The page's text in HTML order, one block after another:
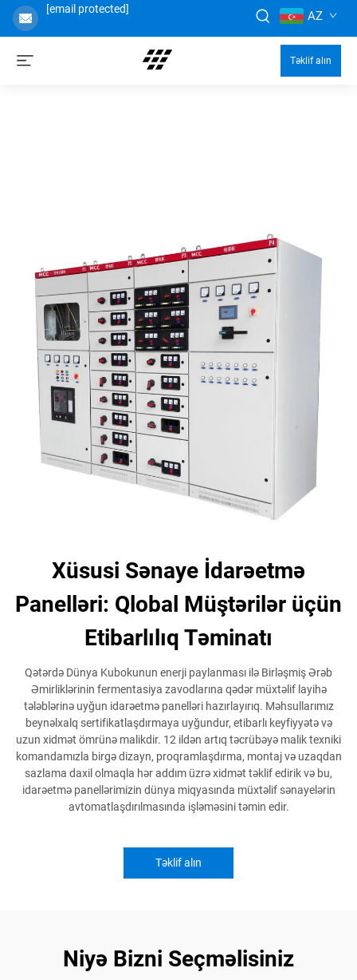
[email protected] AZ
Təklif alın
Xüsusi Sənaye İdarəetmə
Panelləri: Qlobal Müştərilər üçün
Etibarlılıq Təminatı
Qətərdə Dünya Kubokunun enerji paylanması ilə Birləşmiş Ərəb
Əmirliklərinin fermentasiya zavodlarına qədər müxtəlif layihə
tələblərinə uyğun idarəetmə panelləri hazırlayırıq. Məhsullarımız
beynəlxalq sertifikatlaşdırmaya uyğundur, etibarlı keyfiyyətə və
uzun xidmət ömrünə malikdir. 12 ildən artıq təcrübəyə malik texniki
komandamızla birgə dizayn, proqramlaşdırma, montaj və uzaqdan
sazlama daxil olmaqla hər addım üzrə xidmət təklif edirik və bu,
idarəetmə panellərimizin dünya miqyasında müxtəlif sənayelərin
avtomatlaşdırılmasında işləməsini təmin edir.
Təklif alın
Niyə Bizni Seçməlisiniz